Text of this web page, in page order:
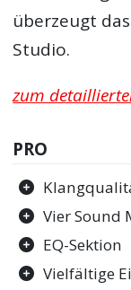
überzeugt
Studio.
zum
PRO
Vier Sound
EQ-Sektion
Vielfältige